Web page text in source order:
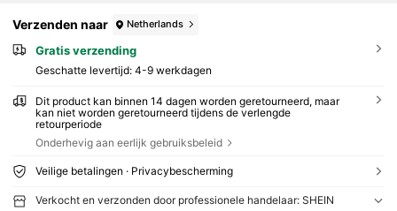
Verzenden naar Netherlands
Gratis verzending
Geschatte levertijd: 4-9 werkdagen
Dit product kan binnen 14 dagen worden geretourneerd, maar
kan niet worden geretourneerd tijdens de verlengde
retourperiode
Onderhevig aan eerlijk gebruiksbeleid
Veilige betalingen · Privacybescherming
Verkocht en verzonden door professionele handelaar: SHEIN